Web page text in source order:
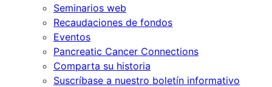
Seminarios web
Recaudaciones de fondos
Eventos
Pancreatic Cancer Connections
Comparta su historia
Suscríbase a nuestro boletín informativo